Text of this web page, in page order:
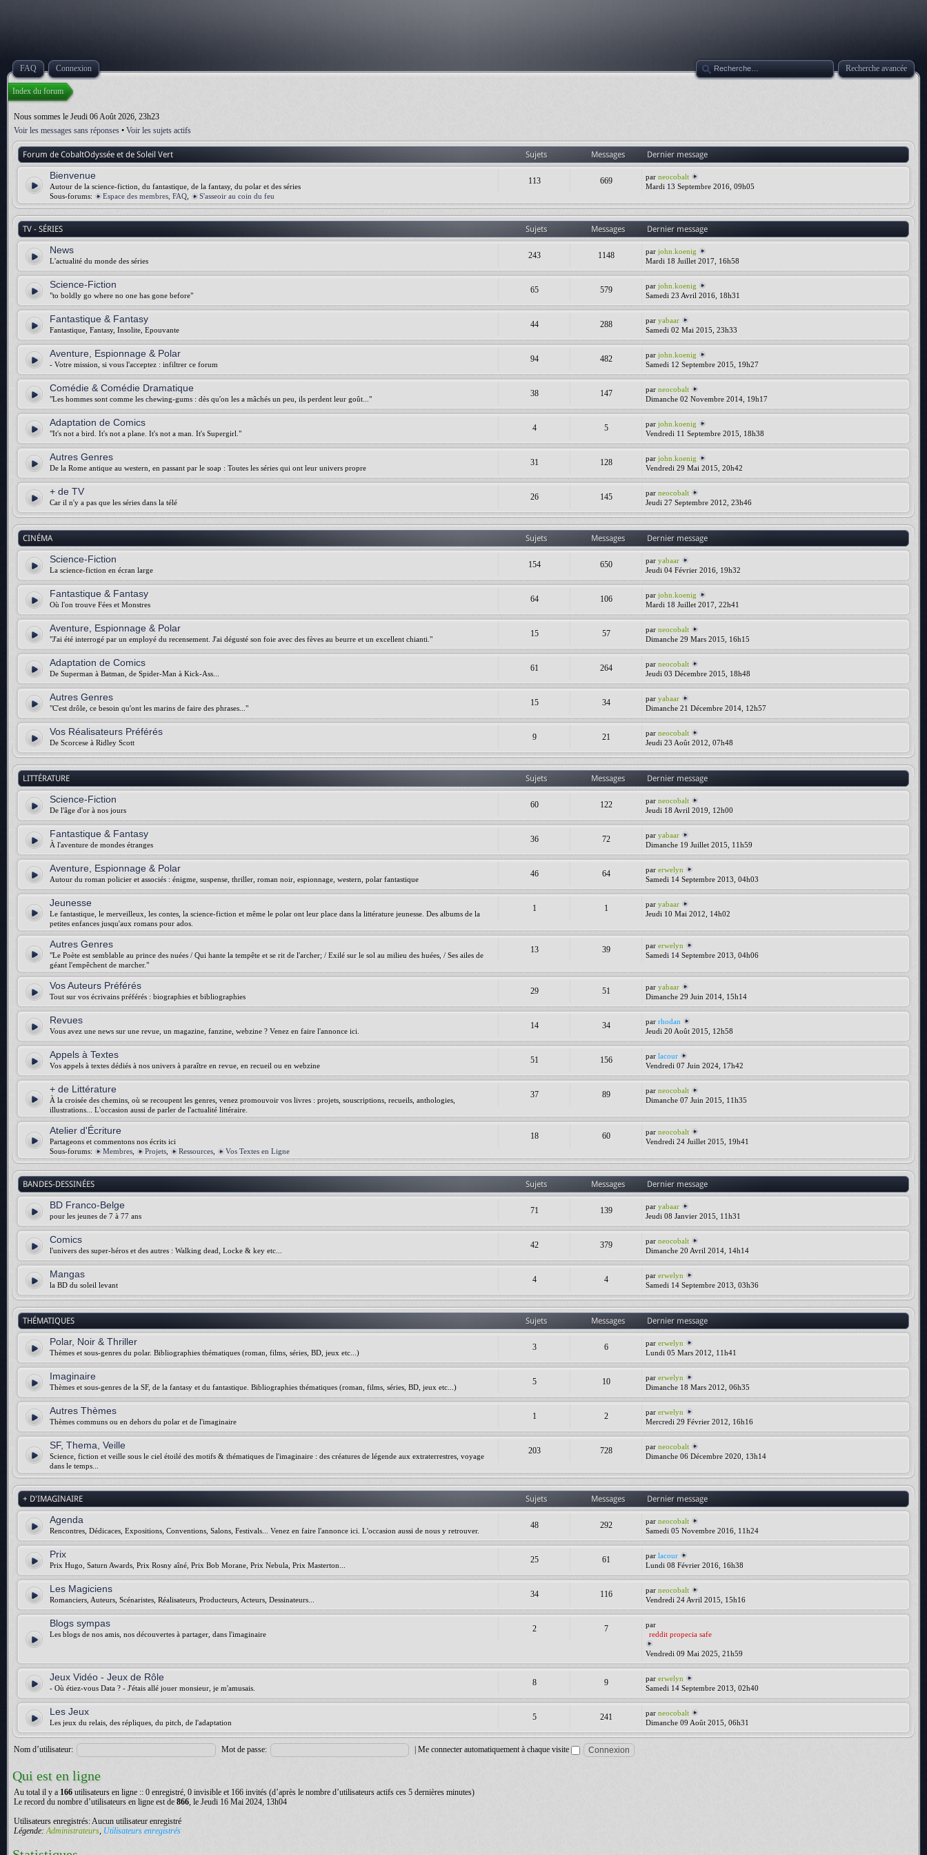
FAQ Connexion Recherche avancée
Index du forum
Nous sommes le Jeudi 06 Août 2026, 23h23
Voir les messages sans réponses • Voir les sujets actifs
Forum de CobaltOdyssée et de Soleil Vert Sujets Messages Dernier message
Bienvenue
Autour de la science-fiction, du fantastique, de la fantasy, du polar et des séries
Sous-forums:
Espace des membres, FAQ S'asseoir au coin du feu
113 669 parneocobalt
Mardi 13 Septembre 2016, 09h05
TV - SÉRIES Sujets Messages Dernier message
News
L'actualité du monde des séries
243 1148 parjohn.koenig
Mardi 18 Juillet 2017, 16h58
Science-Fiction
"to boldly go where no one has gone before"
65 579 parjohn.koenig
Samedi 23 Avril 2016, 18h31
Fantastique & Fantasy
Fantastique, Fantasy, Insolite, Epouvante
44 288 paryabaar
Samedi 02 Mai 2015, 23h33
Aventure, Espionnage & Polar
- Votre mission, si vous l'acceptez : infiltrer ce forum
94 482 parjohn.koenig
Samedi 12 Septembre 2015, 19h27
Comédie & Comédie Dramatique
"Les hommes sont comme les chewing-gums : dès qu'on les a mâchés un peu, ils perdent leur goût..."
38 147 parneocobalt
Dimanche 02 Novembre 2014, 19h17
Adaptation de Comics
"It's not a bird. It's not a plane. It's not a man. It's Supergirl."
4 5 parjohn.koenig
Vendredi 11 Septembre 2015, 18h38
Autres Genres
De la Rome antique au western, en passant par le soap : Toutes les séries qui ont leur univers propre
31 128 parjohn.koenig
Vendredi 29 Mai 2015, 20h42
+ de TV
Car il n'y a pas que les séries dans la télé
26 145 parneocobalt
Jeudi 27 Septembre 2012, 23h46
CINÉMA Sujets Messages Dernier message
Science-Fiction
La science-fiction en écran large
154 650 paryabaar
Jeudi 04 Février 2016, 19h32
Fantastique & Fantasy
Où l'on trouve Fées et Monstres
64 106 parjohn.koenig
Mardi 18 Juillet 2017, 22h41
Aventure, Espionnage & Polar
"J'ai été interrogé par un employé du recensement. J'ai dégusté son foie avec des fèves au beurre et un excellent chianti."
15 57 parneocobalt
Dimanche 29 Mars 2015, 16h15
Adaptation de Comics
De Superman à Batman, de Spider-Man à Kick-Ass...
61 264 parneocobalt
Jeudi 03 Décembre 2015, 18h48
Autres Genres
"C'est drôle, ce besoin qu'ont les marins de faire des phrases..."
15 34 paryabaar
Dimanche 21 Décembre 2014, 12h57
Vos Réalisateurs Préférés
De Scorcese à Ridley Scott
9 21 parneocobalt
Jeudi 23 Août 2012, 07h48
LITTÉRATURE Sujets Messages Dernier message
Science-Fiction
De l'âge d'or à nos jours
60 122 parneocobalt
Jeudi 18 Avril 2019, 12h00
Fantastique & Fantasy
À l'aventure de mondes étranges
36 72 paryabaar
Dimanche 19 Juillet 2015, 11h59
Aventure, Espionnage & Polar
Autour du roman policier et associés : énigme, suspense, thriller, roman noir, espionnage, western, polar fantastique
46 64 parerwelyn
Samedi 14 Septembre 2013, 04h03
Jeunesse
Le fantastique, le merveilleux, les contes, la science-fiction et même le polar ont leur place dans la littérature jeunesse. Des albums de la
petites enfances jusqu'aux romans pour ados.
1 1 paryabaar
Jeudi 10 Mai 2012, 14h02
Autres Genres
"Le Poète est semblable au prince des nuées / Qui hante la tempête et se rit de l'archer; / Exilé sur le sol au milieu des huées, / Ses ailes de
géant l'empêchent de marcher."
13 39 parerwelyn
Samedi 14 Septembre 2013, 04h06
Vos Auteurs Préférés
Tout sur vos écrivains préférés : biographies et bibliographies
29 51 paryabaar
Dimanche 29 Juin 2014, 15h14
Revues
Vous avez une news sur une revue, un magazine, fanzine, webzine ? Venez en faire l'annonce ici.
14 34 parrhodan
Jeudi 20 Août 2015, 12h58
Appels à Textes
Vos appels à textes dédiés à nos univers à paraître en revue, en recueil ou en webzine
51 156 parlacour
Vendredi 07 Juin 2024, 17h42
+ de Littérature
À la croisée des chemins, où se recoupent les genres, venez promouvoir vos livres : projets, souscriptions, recueils, anthologies,
illustrations... L'occasion aussi de parler de l'actualité littéraire.
37 89 parneocobalt
Dimanche 07 Juin 2015, 11h35
Atelier d'Écriture
Partageons et commentons nos écrits ici
Sous-forums:
Membres Projets Ressources Vos Textes en Ligne
18 60 parneocobalt
Vendredi 24 Juillet 2015, 19h41
BANDES-DESSINÉES Sujets Messages Dernier message
BD Franco-Belge
pour les jeunes de 7 à 77 ans
71 139 paryabaar
Jeudi 08 Janvier 2015, 11h31
Comics
l'univers des super-héros et des autres : Walking dead, Locke & key etc...
42 379 parneocobalt
Dimanche 20 Avril 2014, 14h14
Mangas
la BD du soleil levant
4 4 parerwelyn
Samedi 14 Septembre 2013, 03h36
THÉMATIQUES Sujets Messages Dernier message
Polar, Noir & Thriller
Thèmes et sous-genres du polar. Bibliographies thématiques (roman, films, séries, BD, jeux etc...)
3 6 parerwelyn
Lundi 05 Mars 2012, 11h41
Imaginaire
Thèmes et sous-genres de la SF, de la fantasy et du fantastique. Bibliographies thématiques (roman, films, séries, BD, jeux etc...)
5 10 parerwelyn
Dimanche 18 Mars 2012, 06h35
Autres Thèmes
Thèmes communs ou en dehors du polar et de l'imaginaire
1 2 parerwelyn
Mercredi 29 Février 2012, 16h16
SF, Thema, Veille
Science, fiction et veille sous le ciel étoilé des motifs & thématiques de l'imaginaire : des créatures de légende aux extraterrestres, voyage
dans le temps...
203 728 parneocobalt
Dimanche 06 Décembre 2020, 13h14
+ D'IMAGINAIRE Sujets Messages Dernier message
Agenda
Rencontres, Dédicaces, Expositions, Conventions, Salons, Festivals... Venez en faire l'annonce ici. L'occasion aussi de nous y retrouver.
48 292 parneocobalt
Samedi 05 Novembre 2016, 11h24
Prix
Prix Hugo, Saturn Awards, Prix Rosny aîné, Prix Bob Morane, Prix Nebula, Prix Masterton...
25 61 parlacour
Lundi 08 Février 2016, 16h38
Les Magiciens
Romanciers, Auteurs, Scénaristes, Réalisateurs, Producteurs, Acteurs, Dessinateurs...
34 116 parneocobalt
Vendredi 24 Avril 2015, 15h16
Blogs sympas
Les blogs de nos amis, nos découvertes à partager, dans l'imaginaire
2 7
par
reddit propecia safe
Vendredi 09 Mai 2025, 21h59
Jeux Vidéo - Jeux de Rôle
- Où étiez-vous Data ? - J'étais allé jouer monsieur, je m'amusais.
8 9 parerwelyn
Samedi 14 Septembre 2013, 02h40
Les Jeux
Les jeux du relais, des répliques, du pitch, de l'adaptation
5 241 parneocobalt
Dimanche 09 Août 2015, 06h31
Nom d’utilisateur: Mot de passe: |Me connecter automatiquement à chaque visite
Qui est en ligne
Au total il y a 166 utilisateurs en ligne :: 0 enregistré, 0 invisible et 166 invités (d’après le nombre d’utilisateurs actifs ces 5 dernières minutes)
Le record du nombre d’utilisateurs en ligne est de 866, le Jeudi 16 Mai 2024, 13h04
Utilisateurs enregistrés: Aucun utilisateur enregistré
Légende:Administrateurs, Utilisateurs enregistrés